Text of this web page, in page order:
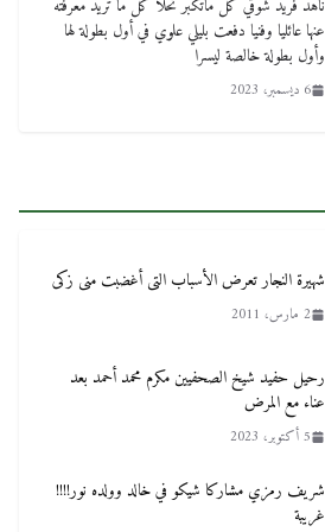
ناهد فريد شوقي كل ماتكبر تحلا كل ما تريد معرفته
عنها عائليا وفنيا دفعت بليلي علوي في أول بطولة لها
وأول بطولة خالصة ليسرا
6 ديسمبر، 2023
شهيرة النجار تعرض الأسباب التى أغضبت منى زكى
2 مارس، 2011
رحيل حفيد شيخ الصحفيين مكرم محمد أحمد بعد
عناء مع المرض
5 أكتوبر، 2023
شريف رمزي مشاركا شيكو في خالد وولده نور!!!!
غريبة